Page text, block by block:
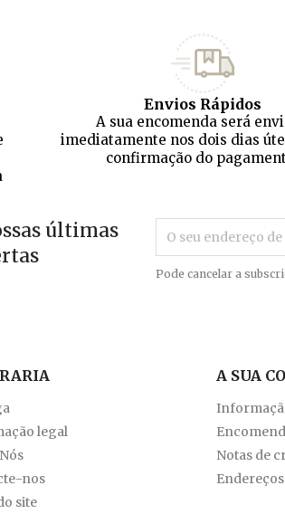
Envios Rápidos
A sua encomenda será
imediatamente nos dois dias
confirmação do
últimas
Pode cancelar a
legal
nos
site
A SUA
Notas de
Endereços